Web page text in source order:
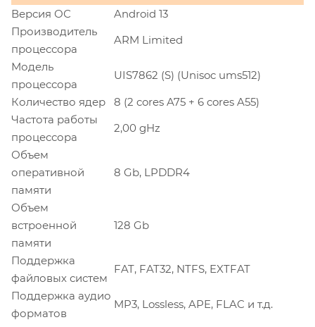
Версия ОС
Android 13
Производитель
процессора
ARM Limited
Модель
процессора
UIS7862 (S) (Unisoc ums512)
Количество ядер
8 (2 cores A75 + 6 cores A55)
Частота работы
процессора
2,00 gHz
Объем
оперативной
памяти
8 Gb, LPDDR4
Объем
встроенной
памяти
128 Gb
Поддержка
файловых систем
FAT, FAT32, NTFS, EXTFAT
Поддержка аудио
форматов
MP3, Lossless, APE, FLAC и т.д.